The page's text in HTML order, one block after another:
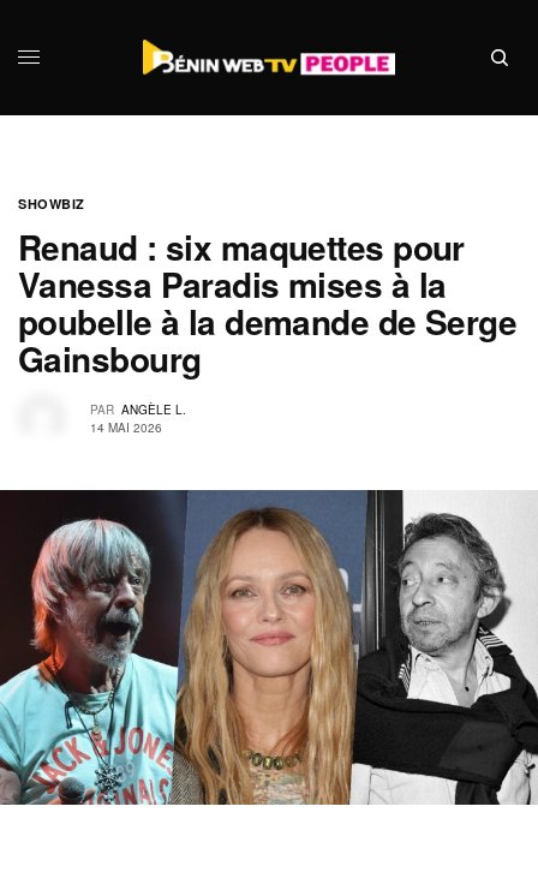
SHOWBIZ
Renaud : six maquettes pour
Vanessa Paradis mises à la
poubelle à la demande de Serge
Gainsbourg
PAR ANGÈLE L.
14 MAI 2026